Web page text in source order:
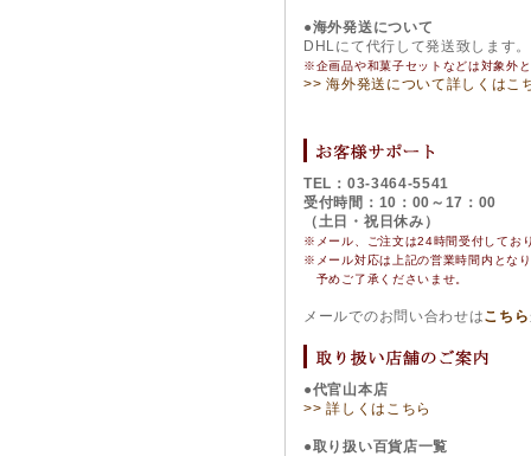
●海外発送について
DHLにて代行して発送致します。
※企画品や和菓子セットなどは対象外
>> 海外発送について詳しくはこ
TEL：03-3464-5541
受付時間：10：00～17：00
（土日・祝日休み）
※メール、ご注文は24時間受付してお
※ メール対応は上記の営業時間内とな
予めご了承くださいませ。
メールでのお問い合わせはこちら
●代官山本店
>> 詳しくはこちら
●取り扱い百貨店一覧